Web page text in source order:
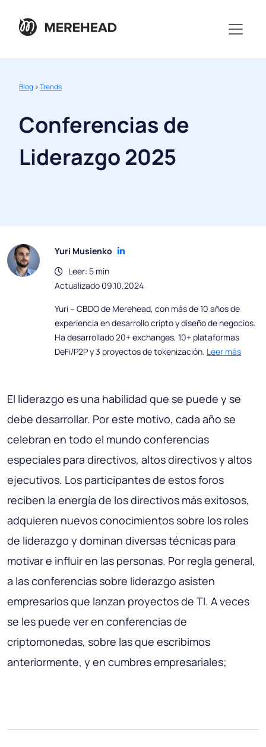
Blog >Trends
Conferencias de
Liderazgo 2025
Yuri Musienko
Leer: 5 min
Actualizado 09.10.2024
Yuri – CBDO de Merehead, con más de 10 años de
experiencia en desarrollo cripto y diseño de negocios.
Ha desarrollado 20+ exchanges, 10+ plataformas
DeFi/P2P y 3 proyectos de tokenización. Leer más
El liderazgo es una habilidad que se puede y se
debe desarrollar. Por este motivo, cada año se
celebran en todo el mundo conferencias
especiales para directivos, altos directivos y altos
ejecutivos. Los participantes de estos foros
reciben la energía de los directivos más exitosos,
adquieren nuevos conocimientos sobre los roles
de liderazgo y dominan diversas técnicas para
motivar e influir en las personas. Por regla general,
a las conferencias sobre liderazgo asisten
empresarios que lanzan proyectos de TI. A veces
se les puede ver en conferencias de
criptomonedas, sobre las que escribimos
anteriormente, y en cumbres empresariales;